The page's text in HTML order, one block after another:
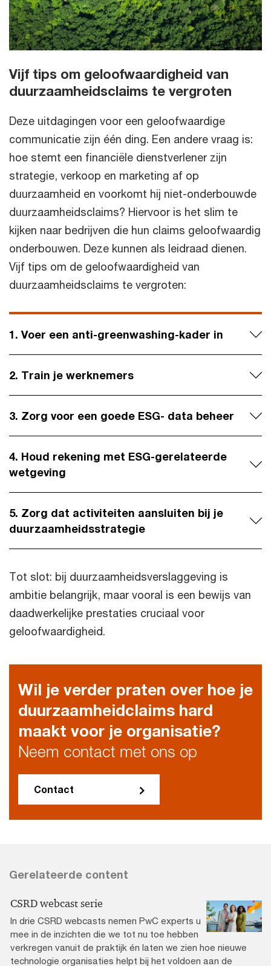
Vijf tips om geloofwaardigheid van
duurzaamheidsclaims te vergroten
Deze uitdagingen voor een geloofwaardige
communicatie zijn één ding. Een andere vraag is:
hoe stemt een financiële dienstverlener zijn
strategie, verkoop en marketing af op
duurzaamheid en voorkomt hij niet-onderbouwde
duurzaamheidsclaims? Hiervoor is het slim te
kijken naar bedrijven die hun claims geloofwaardig
onderbouwen. Deze kunnen als leidraad dienen.
Vijf tips om de geloofwaardigheid van
duurzaamheidsclaims te vergroten:
1. Voer een anti-greenwashing-kader in
2. Train je werknemers
3. Zorg voor een goede ESG- data beheer
4. Houd rekening met ESG-gerelateerde
wetgeving
5. Zorg dat activiteiten aansluiten bij je
duurzaamheidsstrategie
Tot slot: bij duurzaamheidsverslaggeving is
ambitie belangrijk, maar vooral is een bewijs van
daadwerkelijke prestaties cruciaal voor
geloofwaardigheid.
Wil je verder praten over hoe je
duurzaamheidclaims hard
maakt voor je organisatie?
Neem contact met ons op
Contact
Gerelateerde content
CSRD webcast serie
In drie CSRD webcasts nemen PwC experts u
mee in de inzichten die we tot nu toe hebben
verkregen vanuit de praktijk én laten we zien hoe nieuwe
technologie organisaties helpt bij het voldoen aan de